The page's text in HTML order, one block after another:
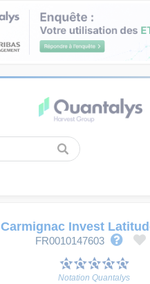
Carmignac Invest
FR0010147603
Notation Quantalys